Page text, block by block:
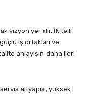
vizyon yer alır. İkitelli
iş ortakları ve
anlayışını daha ileri
altyapısı, yüksek